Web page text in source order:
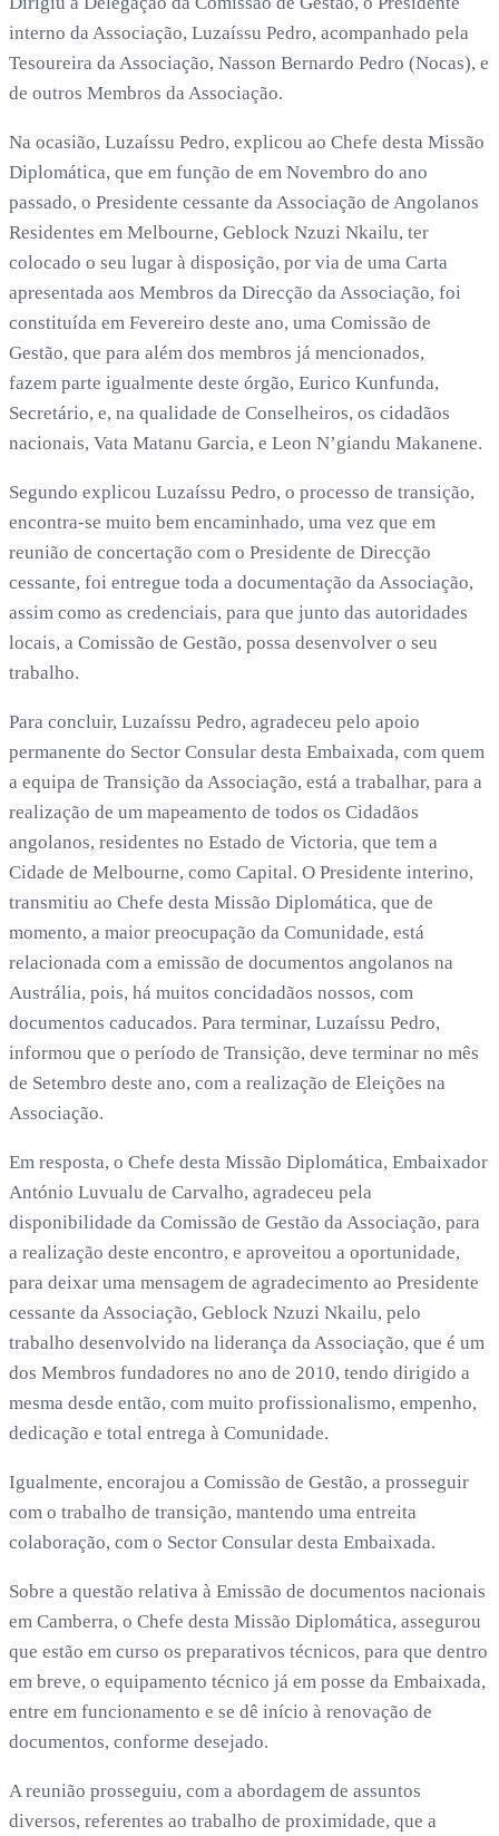
interno da Associação, Luzaíssu Pedro, acompanhado pela
Tesoureira da Associação, Nasson Bernardo Pedro (Nocas), e
de outros Membros da Associação.
Na ocasião, Luzaíssu Pedro, explicou ao Chefe desta Missão
Diplomática, que em função de em Novembro do ano
passado, o Presidente cessante da Associação de Angolanos
Residentes em Melbourne, Geblock Nzuzi Nkailu, ter
colocado o seu lugar à disposição, por via de uma Carta
apresentada aos Membros da Direcção da Associação, foi
constituída em Fevereiro deste ano, uma Comissão de
Gestão, que para além dos membros já mencionados,
fazem parte igualmente deste órgão, Eurico Kunfunda,
Secretário, e, na qualidade de Conselheiros, os cidadãos
nacionais, Vata Matanu Garcia, e Leon N’giandu Makanene.
Segundo explicou Luzaíssu Pedro, o processo de transição,
encontra-se muito bem encaminhado, uma vez que em
reunião de concertação com o Presidente de Direcção
cessante, foi entregue toda a documentação da Associação,
assim como as credenciais, para que junto das autoridades
locais, a Comissão de Gestão, possa desenvolver o seu
trabalho.
Para concluir, Luzaíssu Pedro, agradeceu pelo apoio
permanente do Sector Consular desta Embaixada, com quem
a equipa de Transição da Associação, está a trabalhar, para a
realização de um mapeamento de todos os Cidadãos
angolanos, residentes no Estado de Victoria, que tem a
Cidade de Melbourne, como Capital. O Presidente interino,
transmitiu ao Chefe desta Missão Diplomática, que de
momento, a maior preocupação da Comunidade, está
relacionada com a emissão de documentos angolanos na
Austrália, pois, há muitos concidadãos nossos, com
documentos caducados. Para terminar, Luzaíssu Pedro,
informou que o período de Transição, deve terminar no mês
de Setembro deste ano, com a realização de Eleições na
Associação.
Em resposta, o Chefe desta Missão Diplomática, Embaixador
António Luvualu de Carvalho, agradeceu pela
disponibilidade da Comissão de Gestão da Associação, para
a realização deste encontro, e aproveitou a oportunidade,
para deixar uma mensagem de agradecimento ao Presidente
cessante da Associação, Geblock Nzuzi Nkailu, pelo
trabalho desenvolvido na liderança da Associação, que é um
dos Membros fundadores no ano de 2010, tendo dirigido a
mesma desde então, com muito profissionalismo, empenho,
dedicação e total entrega à Comunidade.
Igualmente, encorajou a Comissão de Gestão, a prosseguir
com o trabalho de transição, mantendo uma entreita
colaboração, com o Sector Consular desta Embaixada.
Sobre a questão relativa à Emissão de documentos nacionais
em Camberra, o Chefe desta Missão Diplomática, assegurou
que estão em curso os preparativos técnicos, para que dentro
em breve, o equipamento técnico já em posse da Embaixada,
entre em funcionamento e se dê início à renovação de
documentos, conforme desejado.
A reunião prosseguiu, com a abordagem de assuntos
diversos, referentes ao trabalho de proximidade, que a